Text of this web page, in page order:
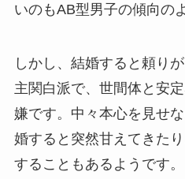
いのもAB型男子の傾向の
しかし、結婚すると頼り
主関白派で、世間体と安
嫌です。中々本心を見せ
婚すると突然甘えてきた
することもあるようです。